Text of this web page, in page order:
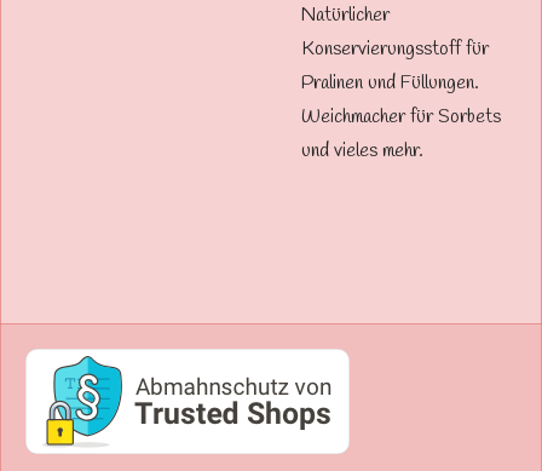
Natürlicher
Konservierungsstoff für
Pralinen und Füllungen.
Weichmacher für Sorbets
und vieles mehr.